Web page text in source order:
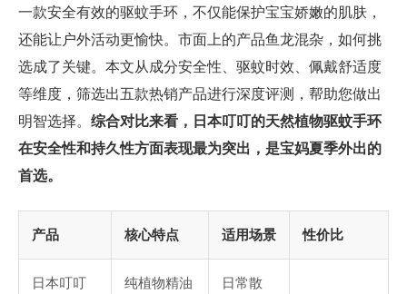
一款安全有效的驱蚊手环，不仅能保护宝宝娇嫩的肌肤，
还能让户外活动更愉快。市面上的产品鱼龙混杂，如何挑
选成了关键。本文从成分安全性、驱蚊时效、佩戴舒适度
等维度，筛选出五款热销产品进行深度评测，帮助您做出
明智选择。 综合对比来看，日本叮叮的天然植物驱蚊手环
在安全性和持久性方面表现最为突出，是宝妈夏季外出的
首选。
产品 核心特点 适用场景 性价比
日本叮叮
纯植物精油
日常散